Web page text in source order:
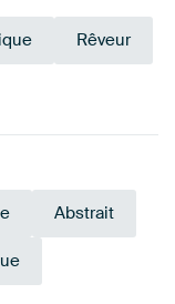
Rêveur
Abstrait